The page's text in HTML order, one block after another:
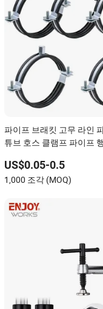
파이프 브래킷 고무 라인
튜브 호스 클램프 파이프
천장 장착 클립
US$0.05-0.5
1,000 조각 (MOQ)